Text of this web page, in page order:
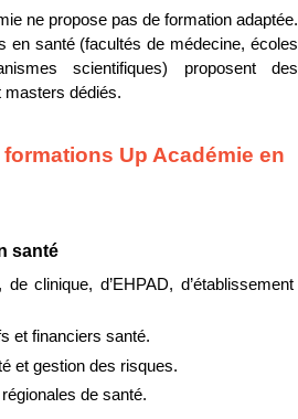
ne propose pas de formation adaptée.
en santé (facultés de médecine, écoles
masters dédiés.
Up Académie en
santé
de clinique, d’EHPAD, d’établissement
et financiers santé.
et gestion des risques.
de santé.